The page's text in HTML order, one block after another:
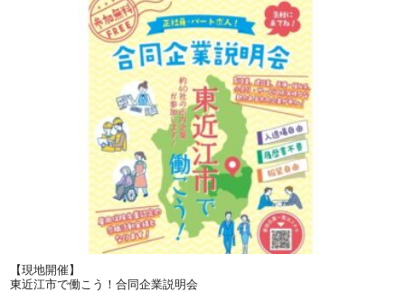
【現地開催】
東近江市で働こう！合同企業説明会